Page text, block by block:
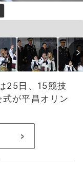
25日、15競技
が平昌オリン
>